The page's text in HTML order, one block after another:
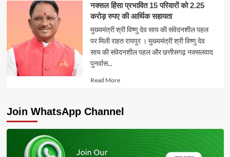
नक्सल हिंसा प्रभावित 15 परिवारों को 2.25
करोड़ रुपए की आर्थिक सहायता
मुख्यमंत्री श्री विष्णु देव साय की संवेदनशील पहल
पर मिली राहत रायपुर । मुख्यमंत्री श्री विष्णु देव
साय की संवेदनशील पहल और छत्तीसगढ़ नक्सलवाद
पुनर्वास...
Read MoreRead
Join WhatsApp Channel